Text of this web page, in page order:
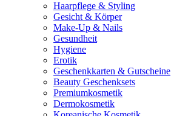
Haarpflege & Styling
Gesicht & Körper
Make-Up & Nails
Gesundheit
Hygiene
Erotik
Geschenkkarten & Gutscheine
Beauty Geschenksets
Premiumkosmetik
Dermokosmetik